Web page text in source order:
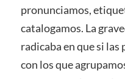
pronunciamos,
catalogamos. La
radicaba en que si
con los que